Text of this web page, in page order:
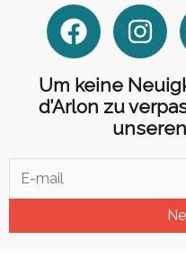
F
a
c
e
o
k
I
n
s
t
a
g
a
m
Um keine
d’Arlon zu